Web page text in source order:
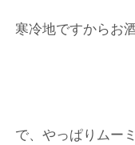
寒冷地ですからお
で、やっぱりムーミ